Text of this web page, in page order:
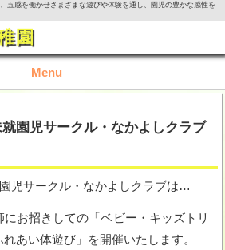
五感を働かせさまざまな遊びや体験を通し、園児の豊かな感性を
園
Menu
園児サークル・なかよしクラブ
児サークル・なかよしクラブは…
お招きしての「ベビー・キッズトリ
あい体遊び」を開催いたします。